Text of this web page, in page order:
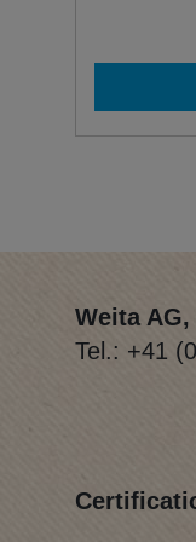
Weita
Tel.: +41